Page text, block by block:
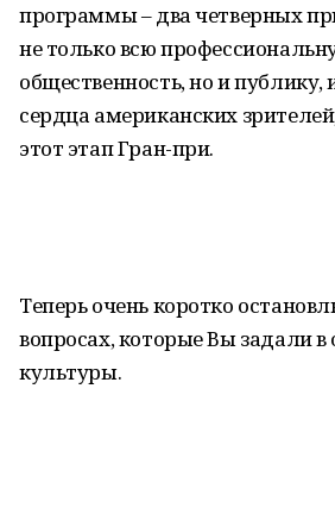
программы – два четверных
не только всю
общественность, но и публику,
сердца американских
этот этап Гран-при.
Теперь очень коротко
вопросах, которые Вы задали
культуры.